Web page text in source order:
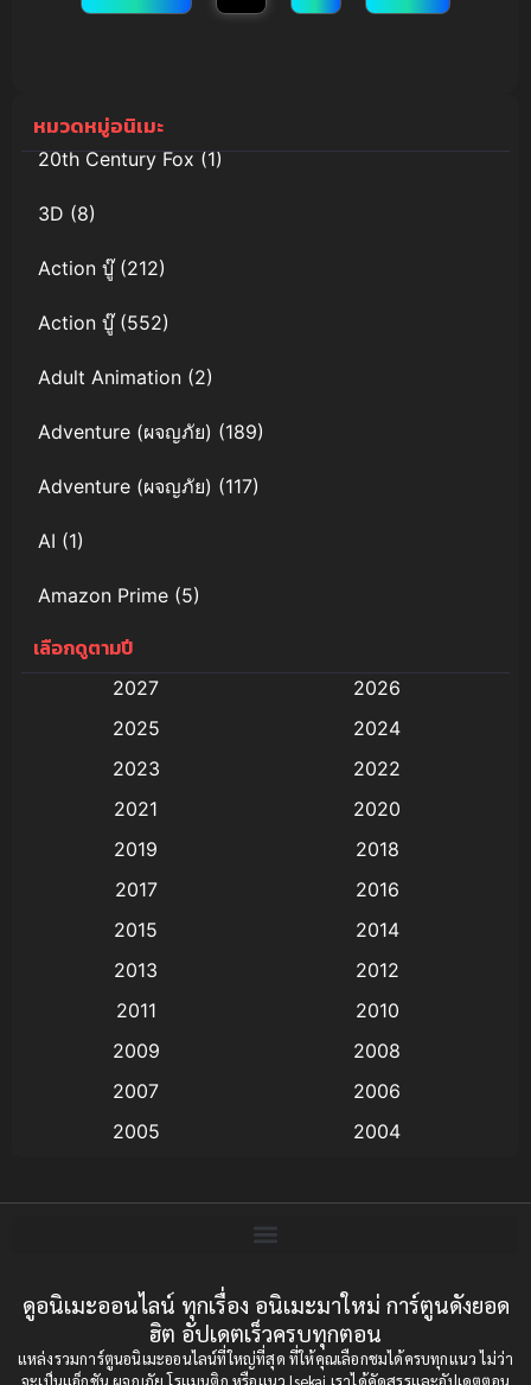
หมวดหมู่อนิเมะ
20th Century Fox(1)
3D (8)
Action บู๊(212)
Action บู๊(552)
Adult Animation (2)
Adventure (ผจญภัย) (189)
Adventure (ผจญภัย) (117)
AI (1)
Amazon Prime (5)
Anal (ประตูหลัง)
Animation การ์ตูน
Animation อนิเมะ
Animation แอนิเมชัน
(9)
Big tits (นมใหญ่)
Bitch (ผู้หญิงร่าน)
Bondage (ทาส)(1)
boys love(1)
เลือกดูตามปี
2027
2026
2025
2024
2023
2022
2021
2020
2019
2018
2017
2016
2015
2014
2013
2012
2011
2010
2009
2008
2007
2006
2005
2004
2001
2000
1997
1996
1993
1992
1991
1990
ดูอนิเมะออนไลน์ ทุกเรื่อง อนิเมะมาใหม่ การ์ตูนดังยอด
ฮิต อัปเดตเร็วครบทุกตอน
แหล่งรวมการ์ตูนอนิเมะออนไลน์ที่ใหญ่ที่สุด ที่ให้คุณเลือกชมได้ครบทุกแนว ไม่ว่า
จะเป็นแอ็กชัน ผจญภัย โรแมนติก หรือแนว Isekai เราได้คัดสรรและอัปเดตตอน